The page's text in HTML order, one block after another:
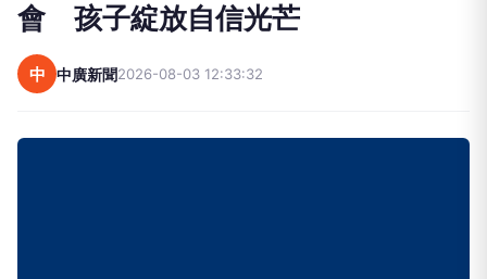
會 孩子綻放自信光芒
中 中廣新聞2026-08-03 12:33:32